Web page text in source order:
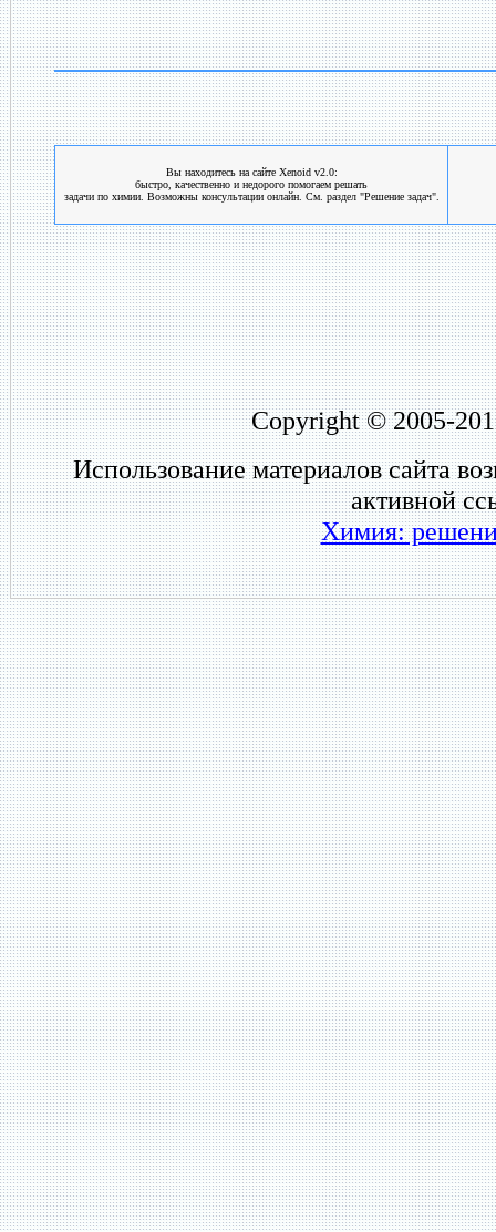
Вы находитесь на сайте Xenoid v2.0:
быстро, качественно и недорого помогаем решать
задачи по химии. Возможны консультации онлайн. См. раздел "Решение задач".
Copyright © 2005-
Использование материалов сайта
активной
Химия: